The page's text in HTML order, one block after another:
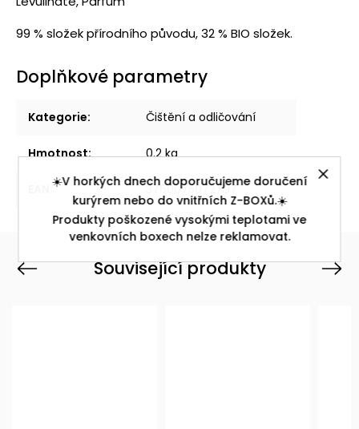
☀️V horkých dnech doporučujeme doručení
kurýrem nebo do vnitřních Z-BOXů.☀️
Produkty poškozené vysokými teplotami ve
venkovních boxech nelze reklamovat.
99 % složek přírodního původu, 32 % BIO složek.
Doplňkové parametry
Kategorie: Čištění a odličování
Hmotnost: 0.2 kg
3760075072797
Související produkty
Previous Next